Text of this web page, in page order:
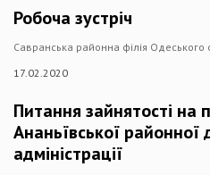
Робоча зустріч
Савранська районна філія Одеського
17.02.2020
Питання зайнятості на
Ананьївської районної
адміністрації